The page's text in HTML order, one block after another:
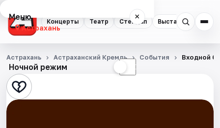
Концерты Театр Стендап Выставки
Меню ×
Астрахань
Концерты
Театр
Стендап
Ночной режим ☾
Астрахань Астраханский Кремль События Входной